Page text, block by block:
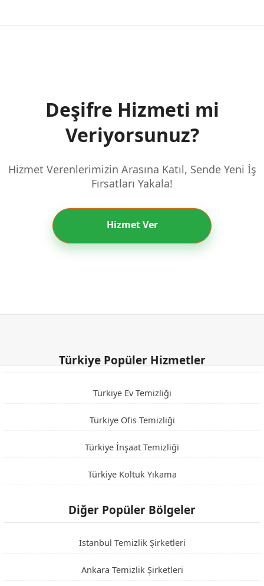
Deşifre Hizmeti mi
Veriyorsunuz?
Hizmet Verenlerimizin Arasına Katıl, Sende Yeni İş
Fırsatları Yakala!
Hizmet Ver
Türkiye Popüler Hizmetler
Türkiye Ev Temizliği
Türkiye Ofis Temizliği
Türkiye İnşaat Temizliği
Türkiye Koltuk Yıkama
Diğer Popüler Bölgeler
İstanbul Temizlik Şirketleri
Ankara Temizlik Şirketleri